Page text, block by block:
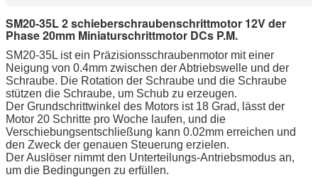
SM20-35L 2 schieberschraubenschrittmotor 12V der
Phase 20mm Miniaturschrittmotor DCs P.M.
SM20-35L ist ein Präzisionsschraubenmotor mit einer
Neigung von 0.4mm zwischen der Abtriebswelle und der
Schraube. Die Rotation der Schraube und die Schraube
stützen die Schraube, um Schub zu erzeugen.
Der Grundschrittwinkel des Motors ist 18 Grad, lässt der
Motor 20 Schritte pro Woche laufen, und die
Verschiebungsentschließung kann 0.02mm erreichen und
den Zweck der genauen Steuerung erzielen.
Der Auslöser nimmt den Unterteilungs-Antriebsmodus an,
um die Bedingungen zu erfüllen.